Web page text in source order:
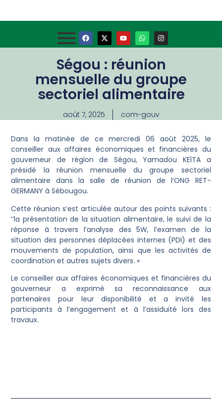
Ségou : réunion
mensuelle du groupe
sectoriel alimentaire
août 7, 2025 com-gouv
Dans la matinée de ce mercredi 06 août 2025, le
conseiller aux affaires économiques et financières du
gouverneur de région de Ségou, Yamadou KEÏTA a
présidé la réunion mensuelle du groupe sectoriel
alimentaire dans la salle de réunion de l’ONG RET-
GERMANY à Sébougou.
Cette réunion s’est articulée autour des points suivants :
‘’la présentation de la situation alimentaire, le suivi de la
réponse à travers l’analyse des 5W, l’examen de la
situation des personnes déplacées internes (PDI) et des
mouvements de population, ainsi que les activités de
coordination et autres sujets divers. »
Le conseiller aux affaires économiques et financières du
gouverneur a exprimé sa reconnaissance aux
partenaires pour leur disponibilité et a invité les
participants à l’engagement et à l’assiduité lors des
travaux.